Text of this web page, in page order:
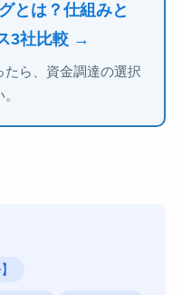
とは？仕組みと
3社比較 →
ら、資金調達の選択